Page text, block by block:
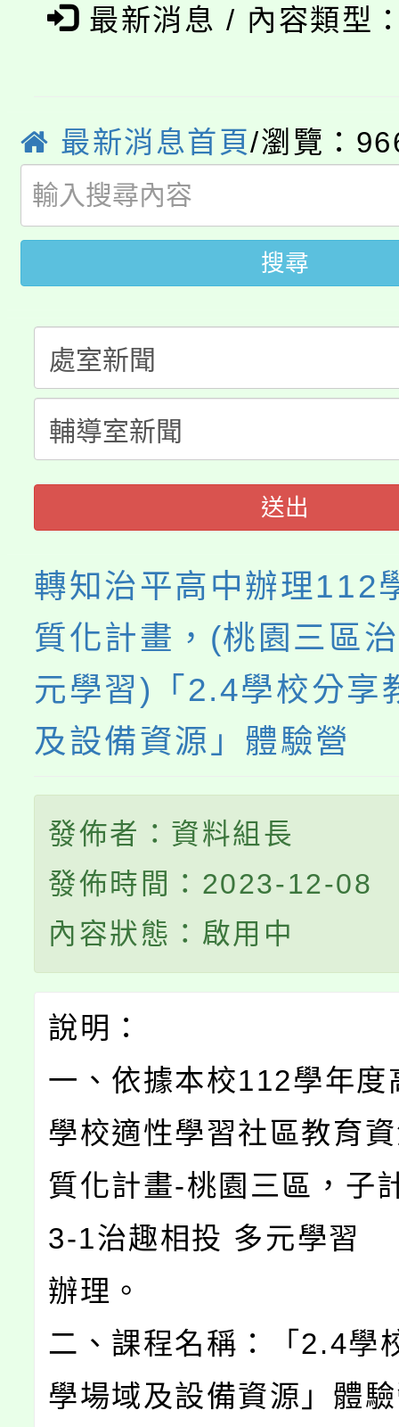
代理(課)教師甄選結果(
「2026金融保險知識
代理(課)教師甄選結果(
公告本校115學年度第
代理(課)教師甄選結果(
轉知中國文化大學推廣
《TA101》溝通分析基
程，歡迎學生輔導中心
心理、諮商輔導、社會
系所師生報名參加。
轉知苗栗縣政府辦理
縣市「校園短影音徵選
門員」簡章及活動海報
踴躍報名參加。
桃園市115學年度學生
要點
「桃園市補助參觀特色
展演活動實施計畫」
115年度「教育部表揚
義教育推展貢獻獎」
最新消息 / 內容類型
最新消息首頁/瀏覽：
搜尋
送出
轉知治平高中辦理112
質化計畫，(桃園三區
元學習)「2.4學校分享
及設備資源」體驗營
發佈者：資料組長
發佈時間：2023-12-08
內容狀態：啟用中
說明：
一、依據本校112學年度
學校適性學習社區教育
質化計畫-桃園三區，子
3-1治趣相投 多元學習
辦理。
二、課程名稱：「2.4學
學場域及設備資源」體